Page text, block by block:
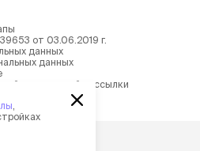
от 03.06.2019 г.
данных
данных
и рекламной рассылки